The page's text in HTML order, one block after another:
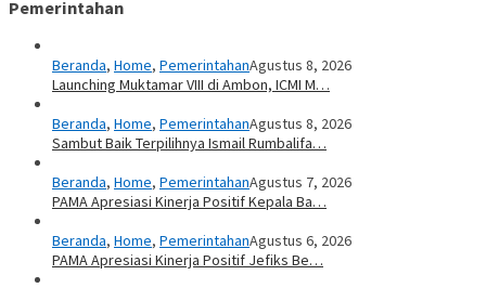
Pemerintahan
Beranda, Home, PemerintahanAgustus 8, 2026
Launching Muktamar VIII di Ambon, ICMI M…
Beranda, Home, PemerintahanAgustus 8, 2026
Sambut Baik Terpilihnya Ismail Rumbalifa…
Beranda, Home, PemerintahanAgustus 7, 2026
PAMA Apresiasi Kinerja Positif Kepala Ba…
Beranda, Home, PemerintahanAgustus 6, 2026
PAMA Apresiasi Kinerja Positif Jefiks Be…